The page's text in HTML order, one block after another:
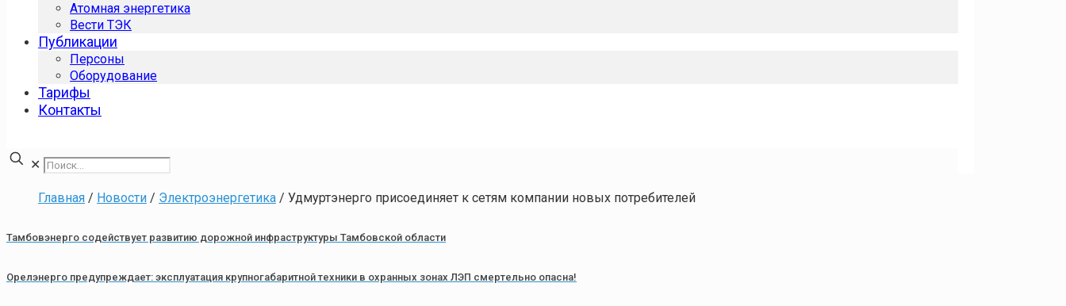
Атомная энергетика
Вести ТЭК
Публикации
Персоны
Оборудование
Тарифы
Контакты
✕
Главная / Новости / Электроэнергетика / Удмуртэнерго присоединяет к сетям компании новых потребителей
Тамбовэнерго содействует развитию дорожной инфраструктуры Тамбовской области
Орелэнерго предупреждает: эксплуатация крупногабаритной техники в охранных зонах ЛЭП смертельно опасна!